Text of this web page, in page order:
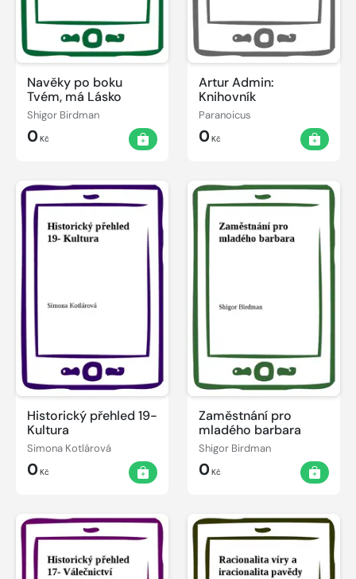
Navěky po boku
Tvém, má Lásko
Shigor Birdman
0Kč
Artur Admin:
Knihovník
Paranoicus
0Kč
Historický přehled 19-
Kultura
Simona Kotlárová
0Kč
Zaměstnání pro
mladého barbara
Shigor Birdman
0Kč